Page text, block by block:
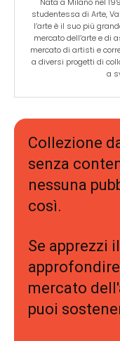
Nata a Milano nel
studentessa di Arte,
l’arte è il suo più
mercato dell’arte e di
mercato di artisti e
a diversi progetti di
a
Collezione
senza
nessuna
così.
Se apprezzi
mercato
puoi